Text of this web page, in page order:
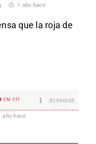
1 año hace
que la roja de
EM Off #2944088
año hace